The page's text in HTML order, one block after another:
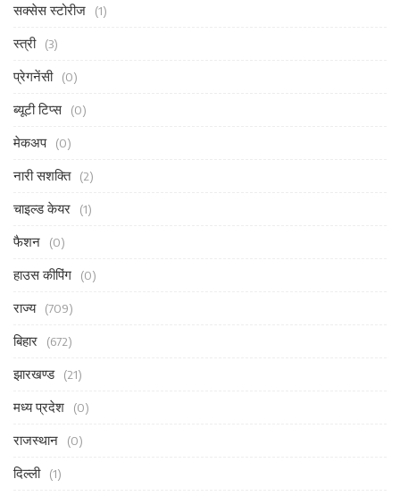
सक्सेस स्टोरीज (1)
स्त्री (3)
प्रेगनेंसी (0)
ब्यूटी टिप्स (0)
मेकअप (0)
नारी सशक्ति (2)
चाइल्ड केयर (1)
फैशन (0)
हाउस कीपिंग (0)
राज्य (709)
बिहार (672)
झारखण्ड (21)
मध्य प्रदेश (0)
राजस्थान (0)
दिल्ली (1)